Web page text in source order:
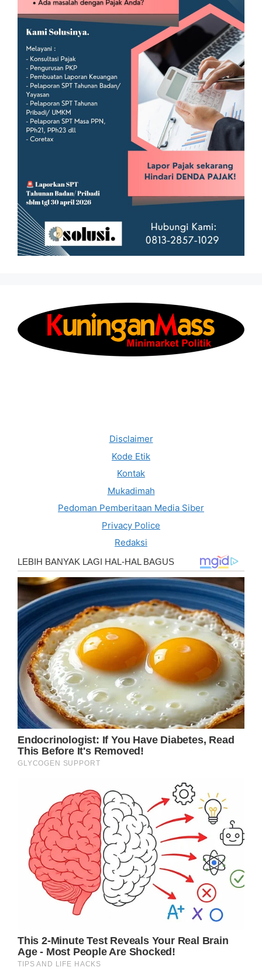
Disclaimer
Kode Etik
Kontak
Mukadimah
Pedoman Pemberitaan Media Siber
Privacy Police
Redaksi